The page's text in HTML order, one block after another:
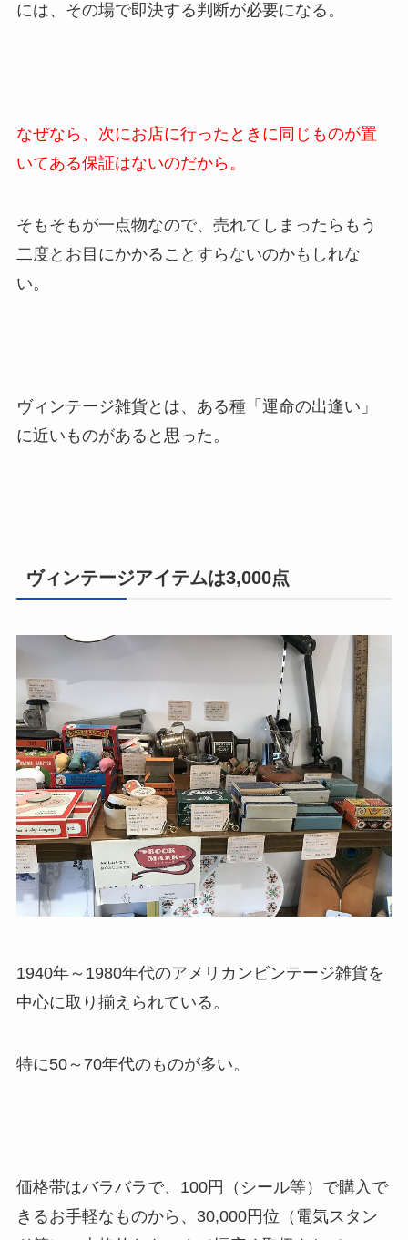
には、その場で即決する判断が必要になる。
なぜなら、次にお店に行ったときに同じものが置
いてある保証はないのだから。
そもそもが一点物なので、売れてしまったらもう
二度とお目にかかることすらないのかもしれな
い。
ヴィンテージ雑貨とは、ある種「運命の出逢い」
に近いものがあると思った。
ヴィンテージアイテムは3,000点
1940年～1980年代のアメリカンビンテージ雑貨を
中心に取り揃えられている。
特に50～70年代のものが多い。
価格帯はバラバラで、100円（シール等）で購入で
きるお手軽なものから、30,000円位（電気スタン